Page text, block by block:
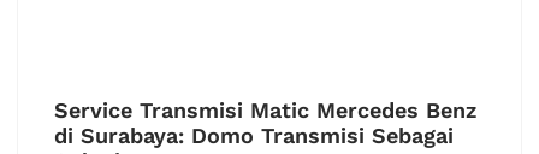
Service Transmisi Matic Mercedes Benz
di Surabaya: Domo Transmisi Sebagai